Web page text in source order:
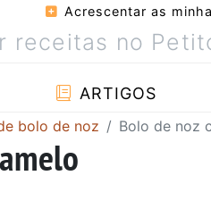
Acrescentar as
ARTIGOS
bolo de noz Bolo de noz